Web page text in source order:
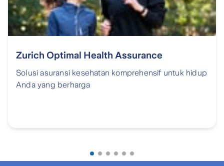
Zurich Optimal Health Assurance
Solusi asuransi kesehatan komprehensif untuk hidup
Anda yang berharga